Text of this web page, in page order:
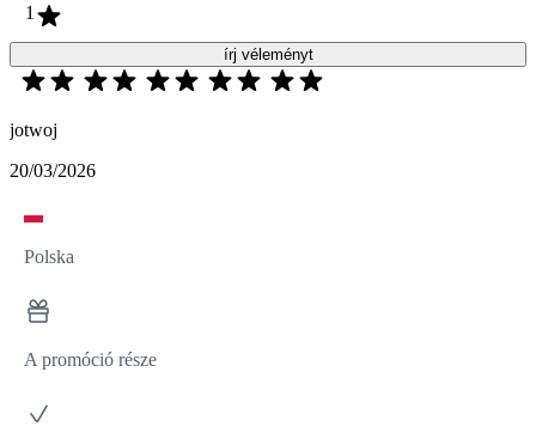
1
írj véleményt
jotwoj
20/03/2026
Polska
A promóció része